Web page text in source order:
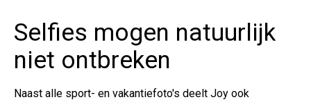
Selfies mogen natuurlijk
niet ontbreken
Naast alle sport- en vakantiefoto's deelt Joy ook